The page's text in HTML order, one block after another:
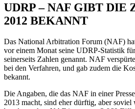
UDRP – NAF GIBT DIE
2012 BEKANNT
Das National Arbitration Forum (NAF)
vor einem Monat seine UDRP-Statistik
seinerseits Zahlen genannt. NAF
bei den Verfahren, und gab zudem die
bekannt.
Die Angaben, die das NAF in einer
2013 macht, sind eher dürftig, aber